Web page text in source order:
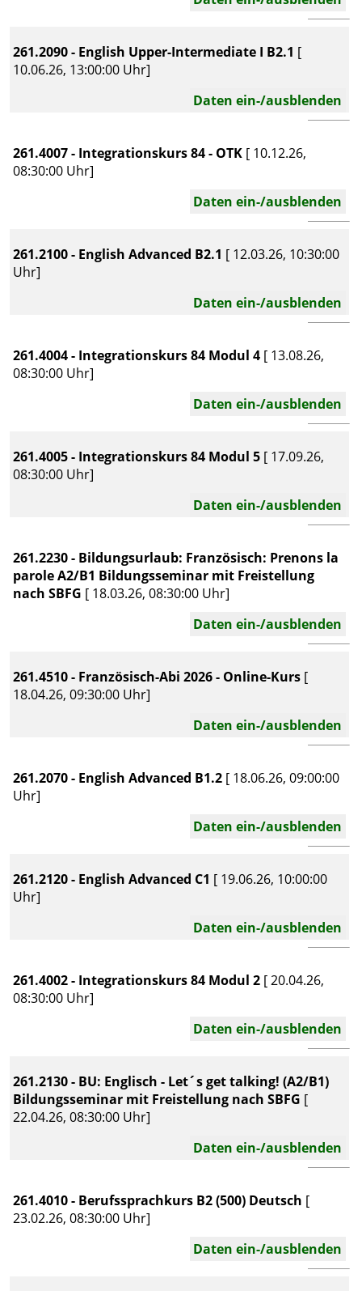
261.2090 - English Upper-Intermediate I B2.1 [
10.06.26, 13:00:00 Uhr]
Daten ein-/ausblenden
261.4007 - Integrationskurs 84 - OTK [ 10.12.26,
08:30:00 Uhr]
Daten ein-/ausblenden
261.2100 - English Advanced B2.1 [ 12.03.26, 10:30:00
Uhr]
Daten ein-/ausblenden
261.4004 - Integrationskurs 84 Modul 4 [ 13.08.26,
08:30:00 Uhr]
Daten ein-/ausblenden
261.4005 - Integrationskurs 84 Modul 5 [ 17.09.26,
08:30:00 Uhr]
Daten ein-/ausblenden
261.2230 - Bildungsurlaub: Französisch: Prenons la
parole A2/B1 Bildungsseminar mit Freistellung
nach SBFG [ 18.03.26, 08:30:00 Uhr]
Daten ein-/ausblenden
261.4510 - Französisch-Abi 2026 - Online-Kurs [
18.04.26, 09:30:00 Uhr]
Daten ein-/ausblenden
261.2070 - English Advanced B1.2[ 18.06.26, 09:00:00
Uhr]
Daten ein-/ausblenden
261.2120 - English Advanced C1 [ 19.06.26, 10:00:00
Uhr]
Daten ein-/ausblenden
261.4002 - Integrationskurs 84 Modul 2 [ 20.04.26,
08:30:00 Uhr]
Daten ein-/ausblenden
261.2130 - BU: Englisch - Let´s get talking! (A2/B1)
Bildungsseminar mit Freistellung nach SBFG [
22.04.26, 08:30:00 Uhr]
Daten ein-/ausblenden
261.4010 - Berufssprachkurs B2 (500) Deutsch [
23.02.26, 08:30:00 Uhr]
Daten ein-/ausblenden